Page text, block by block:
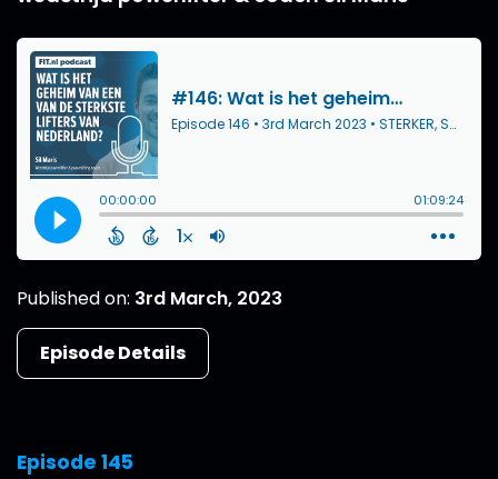
Published on: 3rd March, 2023
Episode Details
Episode 145